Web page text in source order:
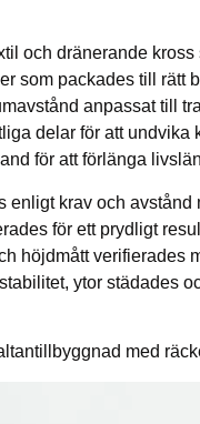
och dränerande
som packades till rätt
anpassat till
delar för att
för att förlänga
krav och
för ett prydligt
höjdmått verifierades
ytor städades
med